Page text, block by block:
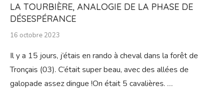
LA TOURBIÈRE, ANALOGIE DE LA PHASE DE
DÉSESPÉRANCE
16 octobre 2023
Il y a 15 jours, j’étais en rando à cheval dans la forêt de
Tronçais (03). C’était super beau, avec des allées de
galopade assez dingue !On était 5 cavalières. …